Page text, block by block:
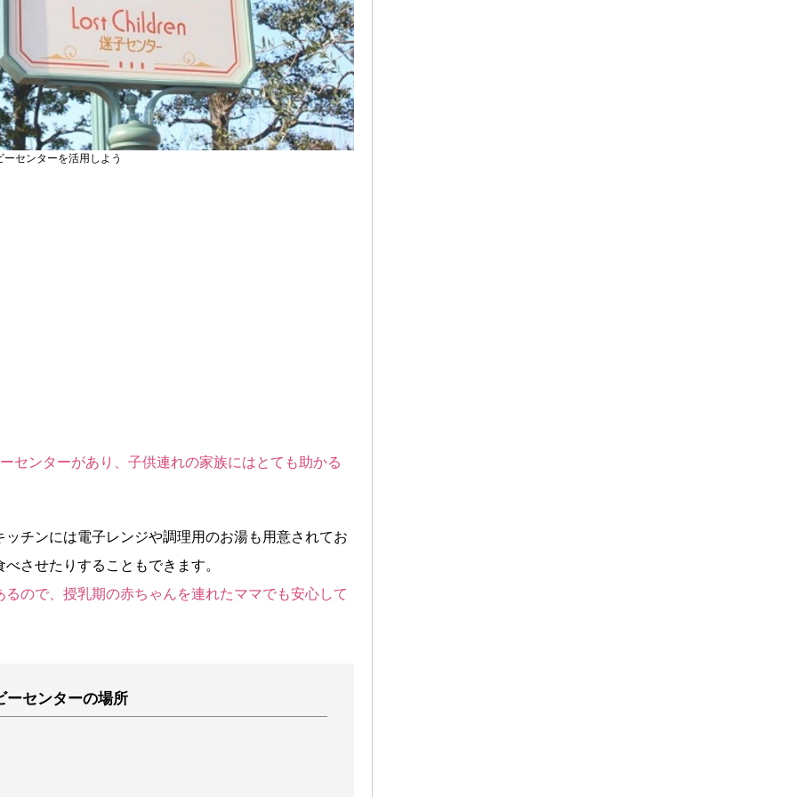
ーセンターを活用しよう
センターがあり、子供連れの家族にはとても助かる
チンには電子レンジや調理用のお湯も用意されてお
させたりすることもできます。
ので、授乳期の赤ちゃんを連れたママでも安心して
ーセンターの場所